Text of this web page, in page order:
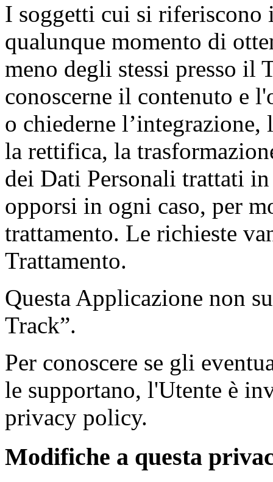
I soggetti cui si
qualunque momento di
meno degli stessi presso il
conoscerne il contenuto e
o chiederne
la rettifica, la
dei Dati Personali trattati
opporsi in ogni caso, per
trattamento. Le richieste
Trattamento.
Questa Applicazione non
Track”.
Per conoscere se gli
le supportano, l'Utente è
privacy policy.
Modifiche a questa